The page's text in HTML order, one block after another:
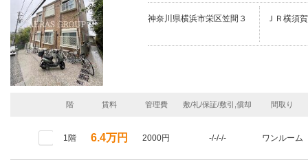
神奈川県横浜市栄区笠間３ ＪＲ横須
階 賃料 管理費 敷/礼/保証/敷引,償却 間取り
1階 6.4万円 2000円 -/-/-/- ワンルーム